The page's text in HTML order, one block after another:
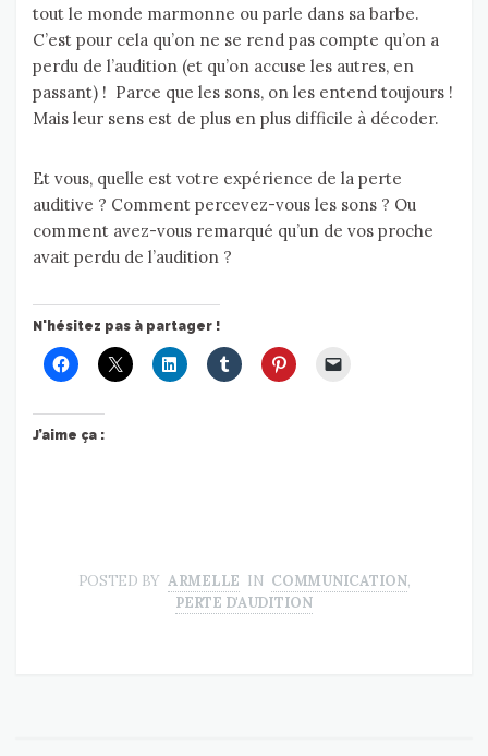
tout le monde marmonne ou parle dans sa barbe.
C’est pour cela qu’on ne se rend pas compte qu’on a
perdu de l’audition (et qu’on accuse les autres, en
passant) ! Parce que les sons, on les entend toujours !
Mais leur sens est de plus en plus difficile à décoder.
Et vous, quelle est votre expérience de la perte
auditive ? Comment percevez-vous les sons ? Ou
comment avez-vous remarqué qu’un de vos proche
avait perdu de l’audition ?
N'hésitez pas à partager !
J’aime ça :
POSTED BY ARMELLE IN COMMUNICATION,
PERTE D'AUDITION